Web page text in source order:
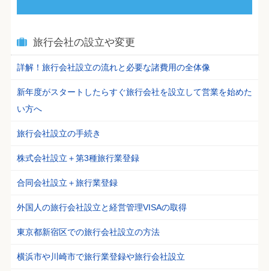
旅行会社の設立や変更
詳解！旅行会社設立の流れと必要な諸費用の全体像
新年度がスタートしたらすぐ旅行会社を設立して営業を始めた
い方へ
旅行会社設立の手続き
株式会社設立＋第3種旅行業登録
合同会社設立＋旅行業登録
外国人の旅行会社設立と経営管理VISAの取得
東京都新宿区での旅行会社設立の方法
横浜市や川崎市で旅行業登録や旅行会社設立